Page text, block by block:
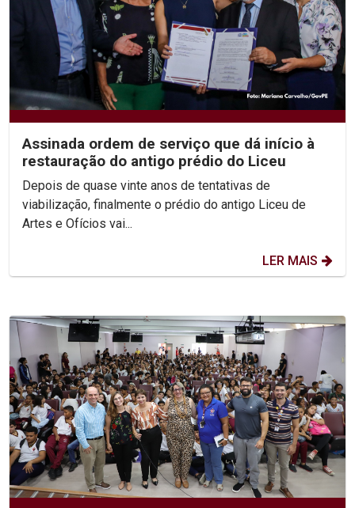
Assinada ordem de serviço que dá início à
restauração do antigo prédio do Liceu
Depois de quase vinte anos de tentativas de
viabilização, finalmente o prédio do antigo Liceu de
Artes e Ofícios vai...
LER MAIS